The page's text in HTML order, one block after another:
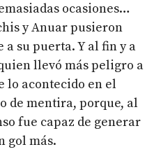
ocasiones…
y Anuar pusieron
a su puerta. Y al fin y a
llevó más peligro a
acontecido en el
de mentira, porque, al
fue capaz de generar
gol más.